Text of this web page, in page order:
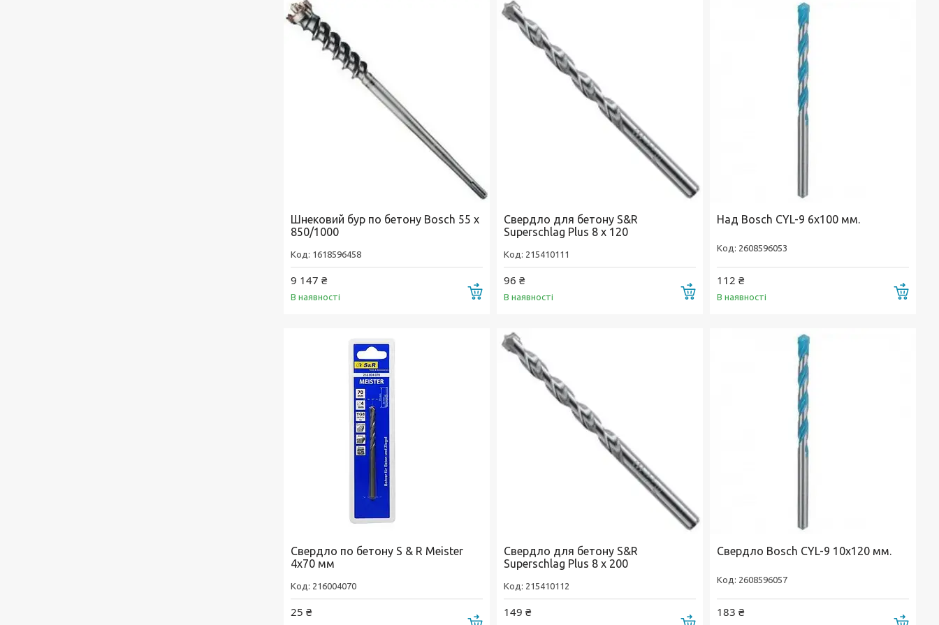
Шнековий бур по бетону Bosch 55 х
850/1000
1618596458
9 147 ₴
В наявності Купити
Свердло для бетону S&R
Superschlag Plus 8 х 120
215410111
96 ₴
В наявності Купити
Над Bosch CYL-9 6х100 мм.
2608596053
112 ₴
В наявності
Свердло по бетону S & R Meister
4x70 мм
216004070
25 ₴
Свердло для бетону S&R
Superschlag Plus 8 х 200
215410112
149 ₴
Свердло Bosch CYL-9 10х120 мм.
2608596057
183 ₴